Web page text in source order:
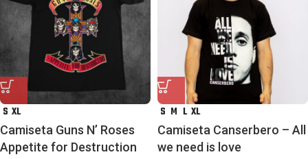
S XL
Camiseta Guns N’ Roses
Appetite for Destruction
S M L XL
Camiseta Canserbero – All
we need is love